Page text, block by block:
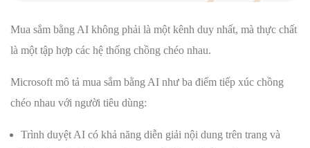
Mua sắm bằng AI không phải là một kênh duy nhất, mà thực chất
là một tập hợp các hệ thống chồng chéo nhau.
Microsoft mô tả mua sắm bằng AI như ba điểm tiếp xúc chồng
chéo nhau với người tiêu dùng:
Trình duyệt AI có khả năng diễn giải nội dung trên trang và